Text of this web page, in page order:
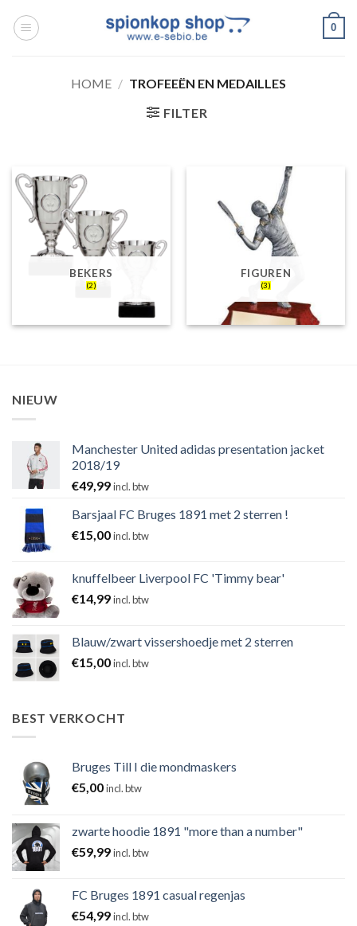
naar
0
HOME / TROFEEËN EN MEDAILLES
FILTER
BEKERS
(2)
FIGUREN
(3)
NIEUW
Manchester United adidas presentation jacket
2018/19
€49,99incl. btw
Barsjaal FC Bruges 1891 met 2 sterren !
€15,00incl. btw
knuffelbeer Liverpool FC 'Timmy bear'
€14,99incl. btw
Blauw/zwart vissershoedje met 2 sterren
€15,00incl. btw
BEST VERKOCHT
Bruges Till I die mondmaskers
€5,00incl. btw
zwarte hoodie 1891 "more than a number"
€59,99incl. btw
FC Bruges 1891 casual regenjas
€54,99incl. btw